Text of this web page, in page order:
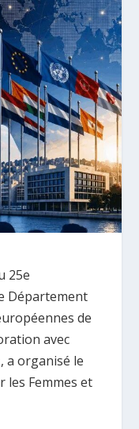
25e
Département
de
avec
a organisé le
les Femmes et